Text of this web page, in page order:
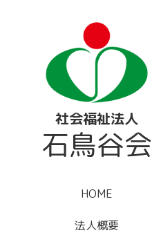
社会福祉法人
石鳥谷会
HOME
法人概要